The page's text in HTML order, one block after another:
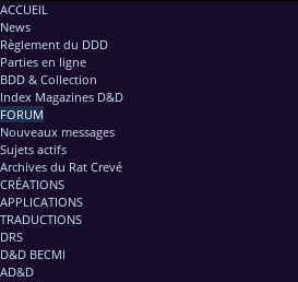
ACCUEIL
News
Règlement du DDD
Parties en ligne
BDD & Collection
Index Magazines D&D
FORUM
Nouveaux messages
Sujets actifs
Archives du Rat Crevé
CRÉATIONS
APPLICATIONS
TRADUCTIONS
DRS
D&D BECMI
AD&D